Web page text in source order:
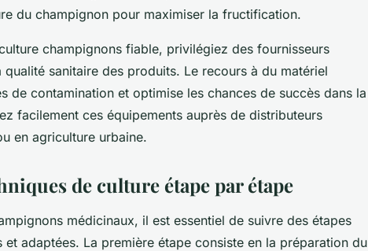
du champignon pour maximiser la fructification.
champignons fiable, privilégiez des fournisseurs
sanitaire des produits. Le recours à du matériel
de contamination et optimise les chances de succès dans la
facilement ces équipements auprès de distributeurs
en agriculture urbaine.
de culture étape par étape
médicinaux, il est essentiel de suivre des étapes
adaptées. La première étape consiste en la préparation du